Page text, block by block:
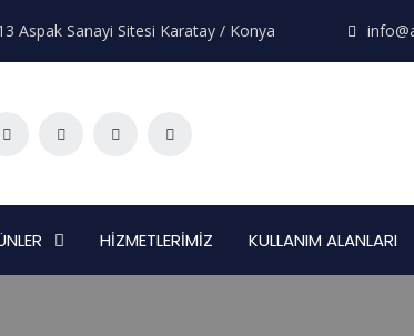
Aspak Sanayi Sitesi Karatay / Konya
HİZMETLERİMİZ KULLANIM ALANLARI